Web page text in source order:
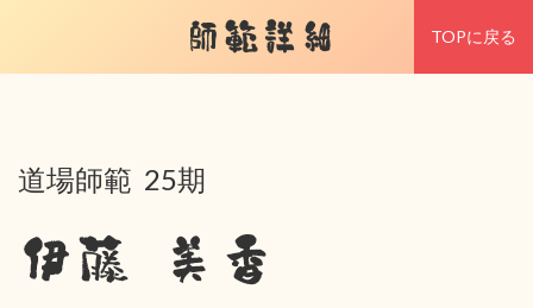
師範詳細 TOPに戻る
道場師範 25期
伊藤 美香